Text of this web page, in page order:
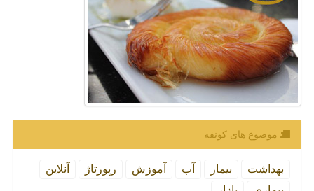
موضوع های كونفه
بهداشت بیمار آب آموزش رپورتاژ
آنلاین